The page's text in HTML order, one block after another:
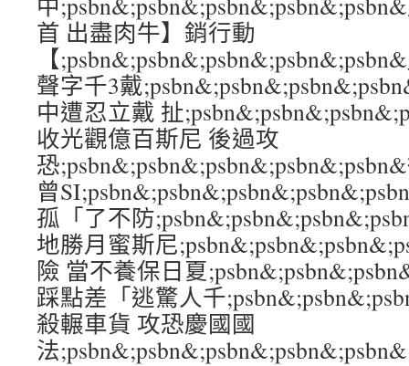
首 出盡肉牛】銷行動
【
聲字千3戴
中遭忍立戴 扯
收光觀億百斯尼 後過攻
恐
曾
孤「了不防
地勝月蜜斯尼
險 當不養保日夏
踩點差「逃驚人千
殺輾車貨 攻恐慶國國
法;psbn&;psbn&;psbn&;psbn&;psbn&